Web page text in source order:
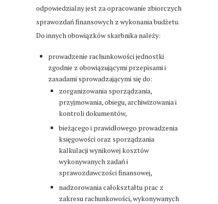
odpowiedzialny jest za opracowanie zbiorczych
sprawozdań finansowych z wykonania budżetu.
Do innych obowiązków skarbnika należy:
prowadzenie rachunkowości jednostki
zgodnie z obowiązującymi przepisami i
zasadami sprowadzającymi się do:
zorganizowania sporządzania,
przyjmowania, obiegu, archiwizowania i
kontroli dokumentów,
bieżącego i prawidłowego prowadzenia
księgowości oraz sporządzania
kalkulacji wynikowej kosztów
wykonywanych zadań i
sprawozdawczości finansowej,
nadzorowania całokształtu prac z
zakresu rachunkowości, wykonywanych